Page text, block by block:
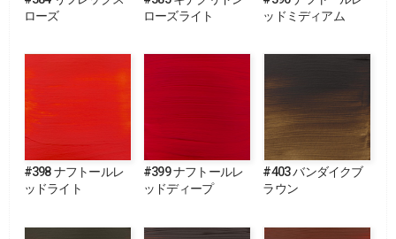
ローズ
ローズライト
ッドミディアム
#398 ナフトールレ
ッドライト
#399 ナフトールレ
ッドディープ
#403 バンダイクブ
ラウン